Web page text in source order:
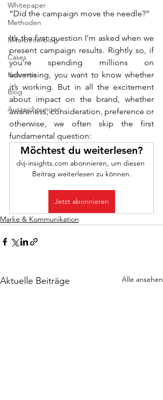
Whitepaper
Methoden
Mitarbeiterblog
Cases
Kolumne
Blog
Auszeichnungen
“Did the campaign move the needle?”
It’s the first question I’m asked when we
present campaign results. Rightly so, if
you’re spending millions on
advertising, you want to know whether
it’s working. But in all the excitement
about impact on the brand, whether
awareness, consideration, preference or
otherwise, we often skip the first
fundamental question:
Möchtest du weiterlesen?
dvj-insights.com abonnieren, um diesen
Beitrag weiterlesen zu können.
Jetzt abonnieren
Marke & Kommunikation
Aktuelle Beiträge Alle ansehen